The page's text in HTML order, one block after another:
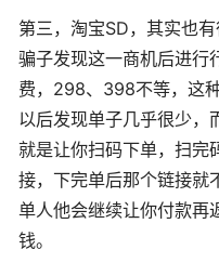
第三，淘宝SD，其实也
骗子发现这一商机后进行
费，298、398不等，这
以后发现单子几乎很少，
就是让你扫码下单，扫完
接，下完单后那个链接就
单人他会继续让你付款再
钱。